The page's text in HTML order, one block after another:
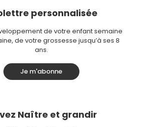
personnalisée
de votre enfant semaine
de votre grossesse jusqu’à ses 8
ans.
Je m'abonne
Naître et grandir